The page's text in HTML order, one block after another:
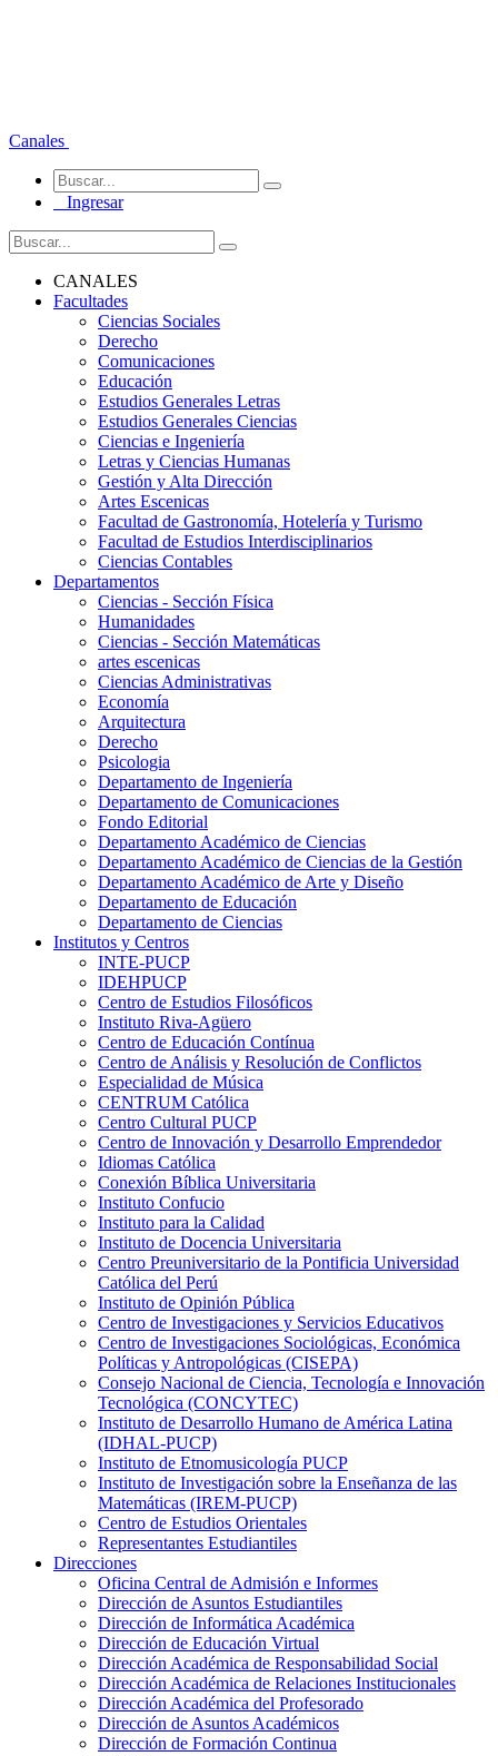
Canales
Ingresar
CANALES
Facultades
Ciencias Sociales
Derecho
Comunicaciones
Educación
Estudios Generales Letras
Estudios Generales Ciencias
Ciencias e Ingeniería
Letras y Ciencias Humanas
Gestión y Alta Dirección
Artes Escenicas
Facultad de Gastronomía, Hotelería y Turismo
Facultad de Estudios Interdisciplinarios
Ciencias Contables
Departamentos
Ciencias - Sección Física
Humanidades
Ciencias - Sección Matemáticas
artes escenicas
Ciencias Administrativas
Economía
Arquitectura
Derecho
Psicologia
Departamento de Ingeniería
Departamento de Comunicaciones
Fondo Editorial
Departamento Académico de Ciencias
Departamento Académico de Ciencias de la Gestión
Departamento Académico de Arte y Diseño
Departamento de Educación
Departamento de Ciencias
Institutos y Centros
INTE-PUCP
IDEHPUCP
Centro de Estudios Filosóficos
Instituto Riva-Agüero
Centro de Educación Contínua
Centro de Análisis y Resolución de Conflictos
Especialidad de Música
CENTRUM Católica
Centro Cultural PUCP
Centro de Innovación y Desarrollo Emprendedor
Idiomas Católica
Conexión Bíblica Universitaria
Instituto Confucio
Instituto para la Calidad
Instituto de Docencia Universitaria
Centro Preuniversitario de la Pontificia Universidad
Católica del Perú
Instituto de Opinión Pública
Centro de Investigaciones y Servicios Educativos
Centro de Investigaciones Sociológicas, Económica
Políticas y Antropológicas (CISEPA)
Consejo Nacional de Ciencia, Tecnología e Innovación
Tecnológica (CONCYTEC)
Instituto de Desarrollo Humano de América Latina
(IDHAL-PUCP)
Instituto de Etnomusicología PUCP
Instituto de Investigación sobre la Enseñanza de las
Matemáticas (IREM-PUCP)
Centro de Estudios Orientales
Representantes Estudiantiles
Direcciones
Oficina Central de Admisión e Informes
Dirección de Asuntos Estudiantiles
Dirección de Informática Académica
Dirección de Educación Virtual
Dirección Académica de Responsabilidad Social
Dirección Académica de Relaciones Institucionales
Dirección Académica del Profesorado
Dirección de Asuntos Académicos
Dirección de Formación Continua